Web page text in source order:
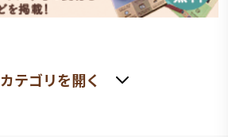
カテゴリを開く